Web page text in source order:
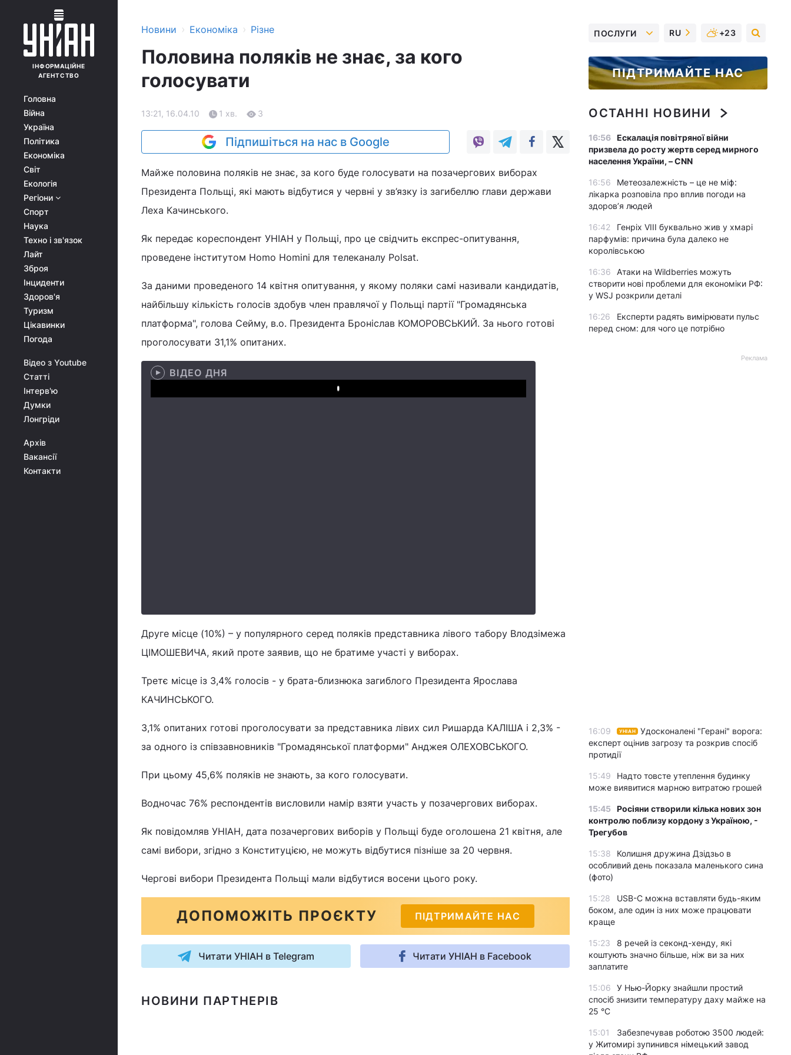
ІНФОРМАЦІЙНЕ
АГЕНТСТВО
Головна
Війна
Україна
Політика
Економіка
Світ
Екологія
Регіони
Спорт
Наука
Техно і зв'язок
Лайт
Зброя
Інциденти
Здоров'я
Туризм
Цікавинки
Погода
Відео з Youtube
Статті
Інтерв'ю
Думки
Лонгріди
Архів
Вакансії
Контакти
Новини › Економіка › Різне
Половина поляків не знає, за кого
голосувати
13:21, 16.04.10 1 хв. 3
Підпишіться на нас в Google
Майже половина поляків не знає, за кого буде голосувати на позачергових виборах
Президента Польщі, які мають відбутися у червні у зв’язку із загибеллю глави держави
Леха Качинського.
Як передає кореспондент УНІАН у Польщі, про це свідчить експрес-опитування,
проведене інститутом Homo Homini для телеканалу Polsat.
За даними проведеного 14 квітня опитування, у якому поляки самі називали кандидатів,
найбільшу кількість голосів здобув член правлячої у Польщі партії "Громадянська
платформа", голова Сейму, в.о. Президента Броніслав КОМОРОВСЬКИЙ. За нього готові
проголосувати 31,1% опитаних.
ВІДЕО ДНЯ
Play
Друге місце (10%) – у популярного серед поляків представника лівого табору Влодзімежа
ЦІМОШЕВИЧА, який проте заявив, що не братиме участі у виборах.
Третє місце із 3,4% голосів - у брата-близнюка загиблого Президента Ярослава
КАЧИНСЬКОГО.
3,1% опитаних готові проголосувати за представника лівих сил Ришарда КАЛІША і 2,3% -
за одного із співзавновників "Громадянської платформи" Анджея ОЛЕХОВСЬКОГО.
При цьому 45,6% поляків не знають, за кого голосувати.
Водночас 76% респондентів висловили намір взяти участь у позачергових виборах.
Як повідомляв УНІАН, дата позачергових виборів у Польщі буде оголошена 21 квітня, але
самі вибори, згідно з Конституцією, не можуть відбутися пізніше за 20 червня.
Чергові вибори Президента Польщі мали відбутися восени цього року.
ДОПОМОЖІТЬ ПРОЄКТУ ПІДТРИМАЙТЕ НАС
Читати УНІАН в Telegram Читати УНІАН в Facebook
НОВИНИ ПАРТНЕРІВ
ПОСЛУГИ RU +23
ПІДТРИМАЙТЕ НАС
ОСТАННІ НОВИНИ
16:56 Ескалація повітряної війни
призвела до росту жертв серед мирного
населення України, – CNN
16:56
Метеозалежність – це не міф:
лікарка розповіла про вплив погоди на
здоров’я людей
16:42
Генріх VIII буквально жив у хмарі
парфумів: причина була далеко не
королівською
16:36
Атаки на Wildberries можуть
створити нові проблеми для економіки РФ:
у WSJ розкрили деталі
16:26
Експерти радять вимірювати пульс
перед сном: для чого це потрібно
Реклама
16:09 УНІАН
Удосконалені "Герані" ворога:
експерт оцінив загрозу та розкрив спосіб
протидії
15:49
Надто товсте утеплення будинку
може виявитися марною витратою грошей
15:45 Росіяни створили кілька нових зон
контролю поблизу кордону з Україною, -
Трегубов
15:38
Колишня дружина Дзідзьо в
особливий день показала маленького сина
(фото)
15:28
USB-C можна вставляти будь-яким
боком, але один із них може працювати
краще
15:23
8 речей із секонд-хенду, які
коштують значно більше, ніж ви за них
заплатите
15:06
У Нью-Йорку знайшли простий
спосіб знизити температуру даху майже на
25 °C
15:01
Забезпечував роботою 3500 людей:
у Житомирі зупинився німецький завод